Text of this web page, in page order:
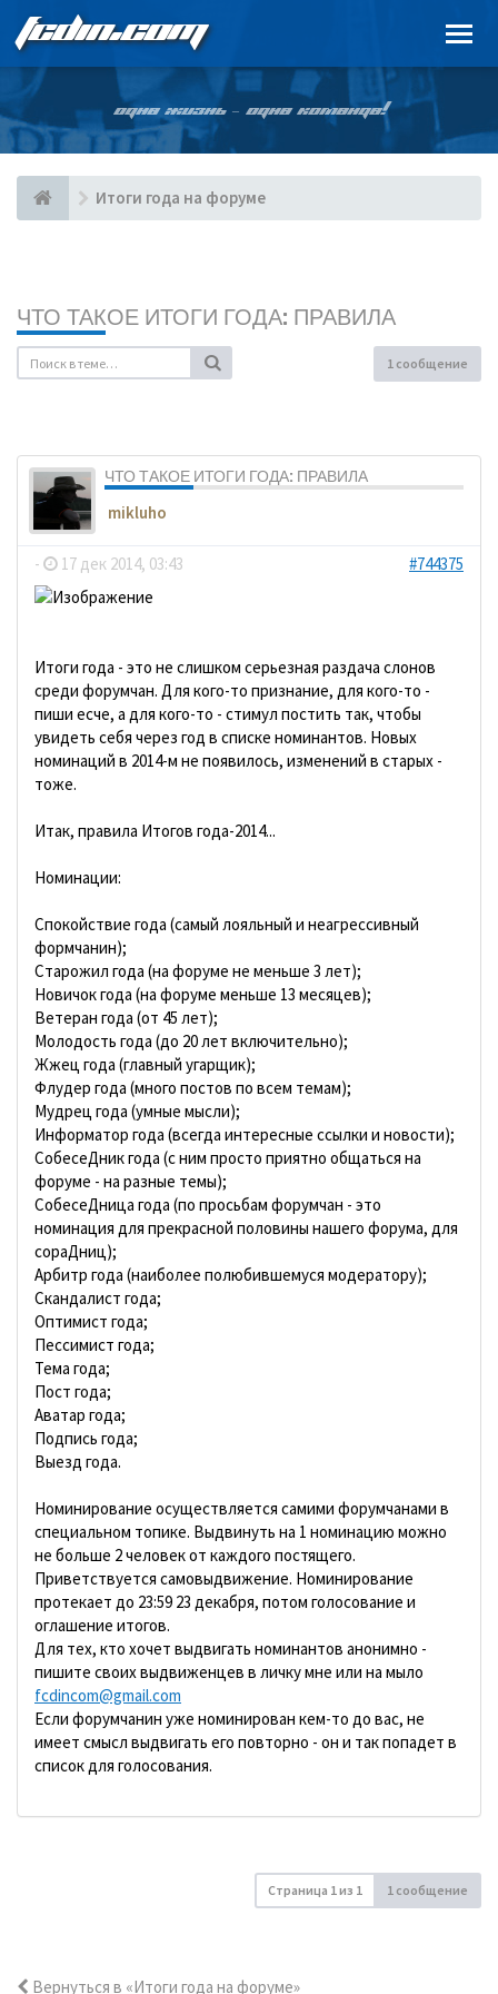
FCDIN.COM
ОДНА ЖИЗНЬ – ОДНА КОМАНДА!
Итоги года на форуме
ЧТО ТАКОЕ ИТОГИ ГОДА: ПРАВИЛА
1 сообщение
ЧТО ТАКОЕ ИТОГИ ГОДА: ПРАВИЛА
mikluho
- 17 дек 2014, 03:43 #744375
Итоги года - это не слишком серьезная раздача слонов
среди форумчан. Для кого-то признание, для кого-то -
пиши есче, а для кого-то - стимул постить так, чтобы
увидеть себя через год в списке номинантов. Новых
номинаций в 2014-м не появилось, изменений в старых -
тоже.
Итак, правила Итогов года-2014...
Номинации:
Спокойствие года (самый лояльный и неагрессивный
формчанин);
Старожил года (на форуме не меньше 3 лет);
Новичок года (на форуме меньше 13 месяцев);
Ветеран года (от 45 лет);
Молодость года (до 20 лет включительно);
Жжец года (главный угарщик);
Флудер года (много постов по всем темам);
Мудрец года (умные мысли);
Информатор года (всегда интересные ссылки и новости);
СобесеДник года (с ним просто приятно общаться на
форуме - на разные темы);
СобесеДница года (по просьбам форумчан - это
номинация для прекрасной половины нашего форума, для
сораДниц);
Арбитр года (наиболее полюбившемуся модератору);
Скандалист года;
Оптимист года;
Пессимист года;
Тема года;
Пост года;
Аватар года;
Подпись года;
Выезд года.
Номинирование осуществляется самими форумчанами в
специальном топике. Выдвинуть на 1 номинацию можно
не больше 2 человек от каждого постящего.
Приветствуется самовыдвижение. Номинирование
протекает до 23:59 23 декабря, потом голосование и
оглашение итогов.
Для тех, кто хочет выдвигать номинантов анонимно -
пишите своих выдвиженцев в личку мне или на мыло
fcdincom@gmail.com
Если форумчанин уже номинирован кем-то до вас, не
имеет смысл выдвигать его повторно - он и так попадет в
список для голосования.
Страница 1из 1 1 сообщение
Вернуться в «Итоги года на форуме»